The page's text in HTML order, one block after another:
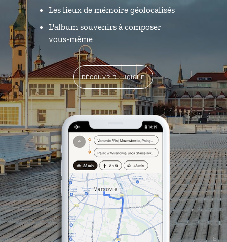
Les lieux de mémoire géolocalisés
L'album souvenirs à composer
vous-même
DÉCOUVRIR LUCIOLE